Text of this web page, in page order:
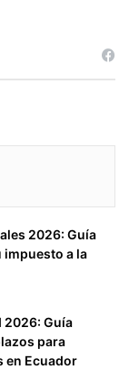
2026: Guía
a la
2026: Guía
para
en Ecuador